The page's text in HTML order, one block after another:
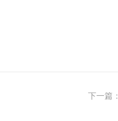
下一篇：